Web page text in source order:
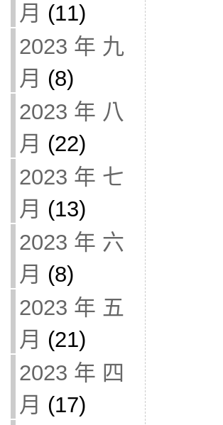
月 (11)
2023 年 九
月 (8)
2023 年 八
月 (22)
2023 年 七
月 (13)
2023 年 六
月 (8)
2023 年 五
月 (21)
2023 年 四
月 (17)